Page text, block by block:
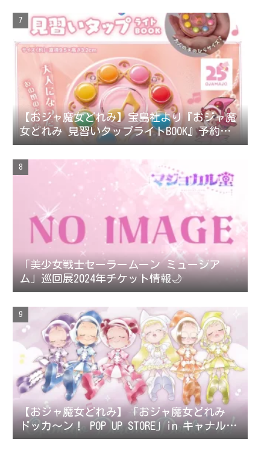
リッターアンドグラマラスシリーズ スーパ
ーセーラームーン］フィギュアコレクション
レビュー/評価
【おジャ魔女どれみ】宝島社より『おジャ魔
女どれみ 見習いタップライトBOOK』予約受
付中！
「美少女戦士セーラームーン ミュージア
ム」巡回展2024年チケット情報🌙
【おジャ魔女どれみ】「おジャ魔女どれみ
ドッカ〜ン！ POP UP STORE」in キャナルシ
ティオーパが開催決定！